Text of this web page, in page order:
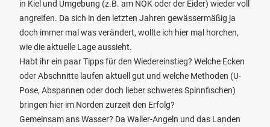
in Kiel und Umgebung (z.B. am NOK oder der Eider) wieder voll
angreifen. Da sich in den letzten Jahren gewässermäßig ja
doch immer mal was verändert, wollte ich hier mal horchen,
wie die aktuelle Lage aussieht.
Habt ihr ein paar Tipps für den Wiedereinstieg? Welche Ecken
oder Abschnitte laufen aktuell gut und welche Methoden (U-
Pose, Abspannen oder doch lieber schweres Spinnfischen)
bringen hier im Norden zurzeit den Erfolg?
Gemeinsam ans Wasser? Da Waller-Angeln und das Landen